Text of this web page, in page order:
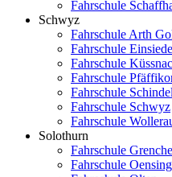
Fahrschule
Schwyz
Fahrschule Arth
Fahrschule
Fahrschule
Fahrschule
Fahrschule
Fahrschule Schwyz
Fahrschule
Solothurn
Fahrschule
Fahrschule